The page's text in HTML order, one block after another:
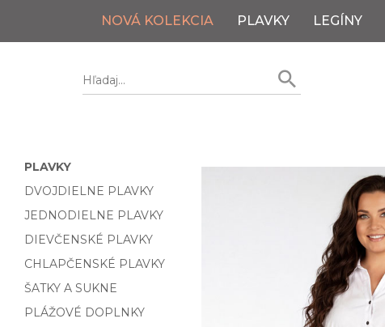
NOVÁ KOLEKCIA PLAVKY LEGÍNY
PLAVKY
DVOJDIELNE PLAVKY
JEDNODIELNE PLAVKY
DIEVČENSKÉ PLAVKY
CHLAPČENSKÉ PLAVKY
ŠATKY A SUKNE
PLÁŽOVÉ DOPLNKY